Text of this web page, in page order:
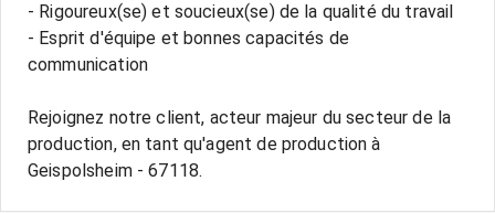
- Rigoureux(se) et soucieux(se) de la qualité du travail
- Esprit d'équipe et bonnes capacités de
communication
Rejoignez notre client, acteur majeur du secteur de la
production, en tant qu'agent de production à